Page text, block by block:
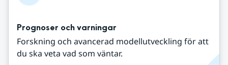
Prognoser och varningar
Forskning och avancerad modellutveckling för att
du ska veta vad som väntar.